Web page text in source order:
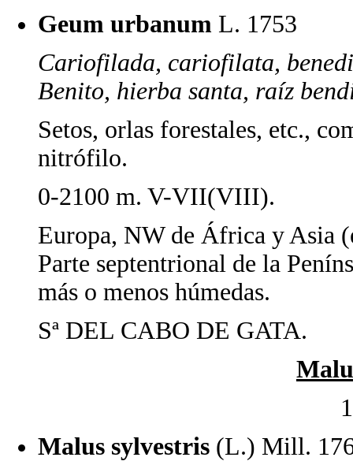
Geum urbanum L. 1753
Cariofilada, cariofilata,
Benito, hierba santa, raíz
Setos, orlas forestales, etc.,
nitrófilo.
0-2100 m. V-VII(VIII).
Europa, NW de África y Asia
Parte septentrional de la
más o menos húmedas.
Sª DEL CABO DE GATA.
Malus sylvestris (L.) Mill.